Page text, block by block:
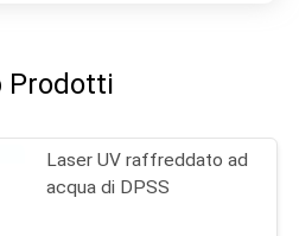
Prodotti
Laser UV raffreddato ad
acqua di DPSS